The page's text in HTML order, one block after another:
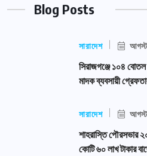
Blog Posts
সারাদেশ
সিরাজগঞ্জে ১০৪ বোতল
মাদক ব্যবসায়ী
সারাদেশ
শাহরাস্তি পৌরসভার
কোটি ৬০ লাখ টাকার